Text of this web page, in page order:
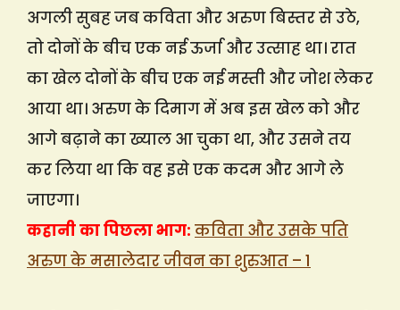
अगली सुबह जब कविता और अरुण बिस्तर से उठे,
तो दोनों के बीच एक नई ऊर्जा और उत्साह था। रात
का खेल दोनों के बीच एक नई मस्ती और जोश लेकर
आया था। अरुण के दिमाग में अब इस खेल को और
आगे बढ़ाने का ख्याल आ चुका था, और उसने तय
कर लिया था कि वह इसे एक कदम और आगे ले
जाएगा।
कहानी का पिछला भाग: कविता और उसके पति
अरुण के मसालेदार जीवन का शुरुआत – 1